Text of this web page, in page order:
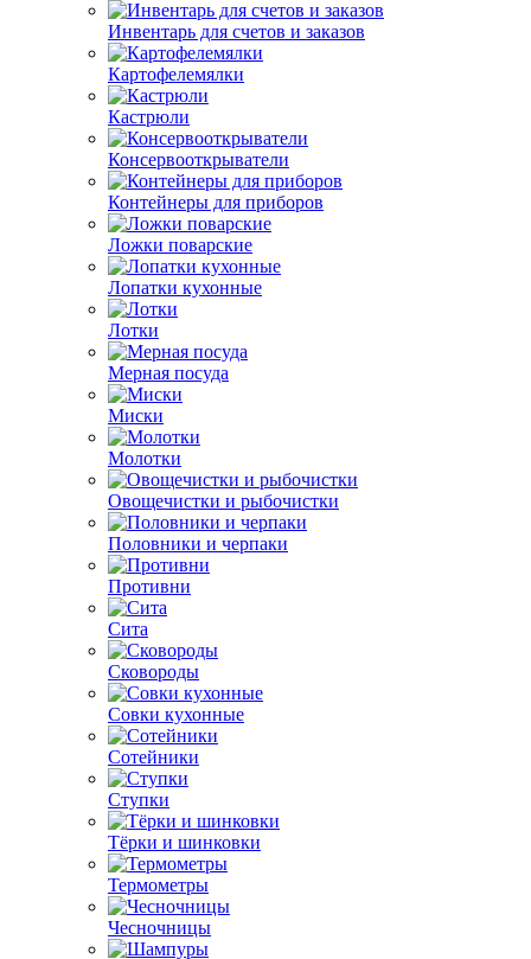
Инвентарь для счетов и заказов
Картофелемялки
Кастрюли
Консервооткрыватели
Контейнеры для приборов
Ложки поварские
Лопатки кухонные
Лотки
Мерная посуда
Миски
Молотки
Овощечистки и рыбочистки
Половники и черпаки
Противни
Сита
Сковороды
Совки кухонные
Сотейники
Ступки
Тёрки и шинковки
Термометры
Чесночницы